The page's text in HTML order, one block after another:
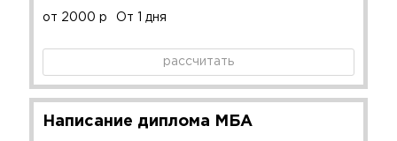
от 2000 р От 1 дня
рассчитать
Написание диплома МБА